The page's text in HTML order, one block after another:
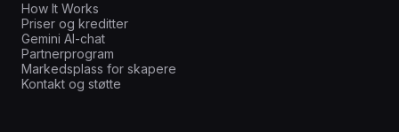
How It Works
Priser og kreditter
Gemini AI-chat
Partnerprogram
Markedsplass for skapere
Kontakt og støtte